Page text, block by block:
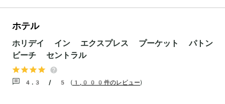
ホテル
ホリデイ イン エクスプレス プーケット パトン
ビーチ セントラル
4.3 / 5 ( 1,000件のレビュー)